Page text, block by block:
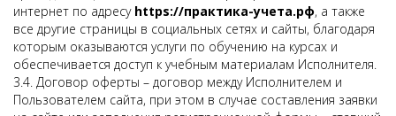
интернет по адресу https://практика-учета.рф, а также
все другие страницы в социальных сетях и сайты, благодаря
которым оказываются услуги по обучению на курсах и
обеспечивается доступ к учебным материалам Исполнителя.
3.4. Договор оферты – договор между Исполнителем и
Пользователем сайта, при этом в случае составления заявки